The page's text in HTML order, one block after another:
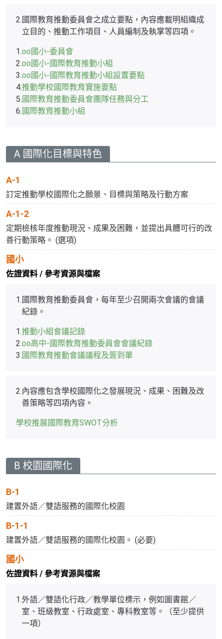
2.國際教育推動委員會之成立要點，內容應載明組織成
立目的、推動工作項目、人員編制及執掌等四項。
1.oo國小-委員會
2.oo國小-國際教育推動小組
3.oo國小-國際教育推動小組設置要點
4.推動學校國際教育實施要點
5.國際教育推動委員會團隊任務與分工
6.國際教育推動小組
A 國際化目標與特色
A-1
訂定推動學校國際化之願景、目標與策略及行動方案
A-1-2
定期檢核年度推動現況、成果及困難，並提出具體可行的改
善行動策略。 (選項)
國小
佐證資料 / 參考資源與檔案
1.國際教育推動委員會，每年至少召開兩次會議的會議
紀錄。
1.推動小組會議記錄
2.oo高中-國際教育推動委員會會議紀錄
3.國際教育推動會議議程及簽到單
2.內容應包含學校國際化之發展現況、成果、困難及改
善策略等四項內容。
學校推展國際教育SWOT分析
B 校園國際化
B-1
建置外語／雙語服務的國際化校園
B-1-1
建置外語／雙語服務的國際化校園。 (必要)
國小
佐證資料 / 參考資源與檔案
1.外語／雙語化行政／教學單位標示，例如圖書館／
室、班級教室、行政處室、專科教室等。（至少提供
一項）